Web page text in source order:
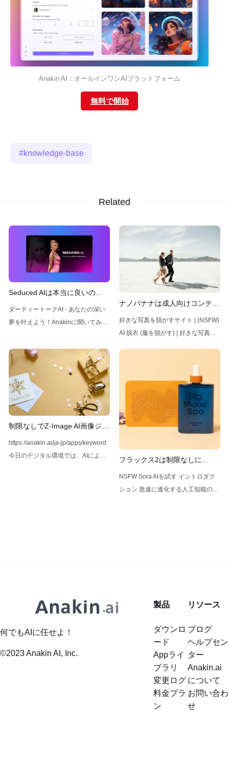
Anakin AI：オールインワンAIプラットフォーム
無料で開始
knowledge-base
Related
Seduced AIは本当に良いの
か？機能、価格、代替案
ダーティートークAI - あなたの深い
夢を叶えよう！Anakinに聞いてみ
はある？キャラクターAIでのダーテ
ィートーク方法は？このアプリを
NSFWチャットの最良のキャラクタ
ーAI代替として使用しよう！
Anakin.ai💡制約なしでAIの力を利用
したいですか？ 安全策なしでAI画像
を生成したいですか？ それなら、
ナノバナナは成人向けコンテン
ツを生成できるか？
好きな写真を脱がすサイト | (NSFW)
AI 脱衣 (服を脱がす) | 好きな写真を
て、好きな写真から服を虚像的に取
り除いて、その結果を表示するエン
ターテインメント向けアプリです。
douchu.ai ナノバナナは、神秘的な
集団「ナノジェネティクス」によっ
て開発されたAI画像生成モデルで、
その驚異的な能力でインターネット
を席巻しています。しかし、多くの
ユーザーが抱いている疑問は、ナノ
Porn Video Generator | Sora 2
制限なしでZ-Image AI画像ジェ
ネレーターを使う方法
https://anakin.ai/ja-jp/apps/keyword
今日のデジタル環境では、AIによる
https://anakin.ai/ja-jp/apps/keyword
https://anakin.ai/ja-jp/apps/keyword
フラックス2は制限なしに
NSFWコンテンツを生成できる
か
NSFW Sora AIを試す イントロダク
ション 急速に進化する人工知能の分
は、NSFW（職場に適さない）コン
記事では、Flux 2がNSFWコンテン
ツを生成する能力、こうしたコンテ
ンツに伴う倫理的考慮事項、Flux 2
の制限のないモードを責任を持って
使用する方法について探ります。
Flux 2：簡潔な概要 Flux 2は、テキ
ストから画像を生成することに特化
何でもAIに任せよ！
©2023 Anakin AI, Inc.
製品
ダウンロ
ード
Appライ
ブラリ
変更ログ
料金プラ
ン
リソース
ブログ
ヘルプセン
ター
Anakin.ai
について
お問い合わ
せ